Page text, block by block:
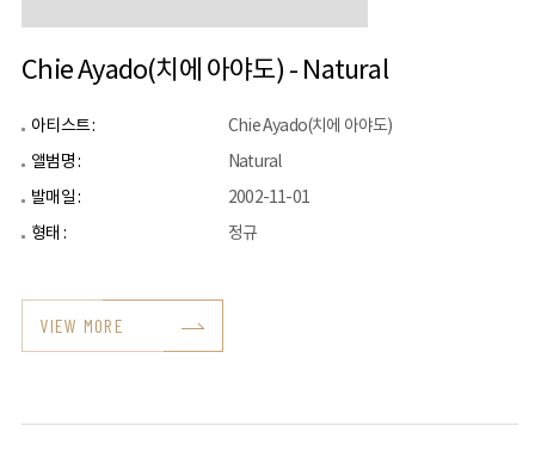
Chie Ayado(치에 아야도) - Natural
아티스트 :
Chie Ayado(치에 아야도)
앨범명 :
Natural
발매일 :
2002-11-01
형태 :
정규
VIEW MORE